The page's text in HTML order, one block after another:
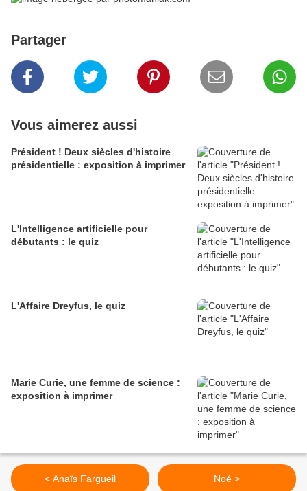
Partager
Vous aimerez aussi
Président ! Deux siècles d'histoire
présidentielle : exposition à imprimer
L'Intelligence artificielle pour
débutants : le quiz
L'Affaire Dreyfus, le quiz
Marie Curie, une femme de science :
exposition à imprimer
< Anaïs Fargueil Noé >